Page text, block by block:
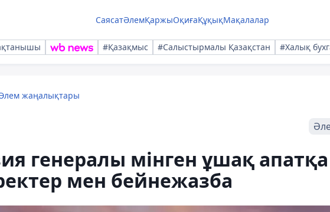
СаясатӘлемҚаржыОқиғаҚұқықМақалалар
#Қазақмыс #Салыстырмалы Қазақстан #Халық
жаңалықтары
генералы мінген ұшақ апатқа
мен бейнежазба